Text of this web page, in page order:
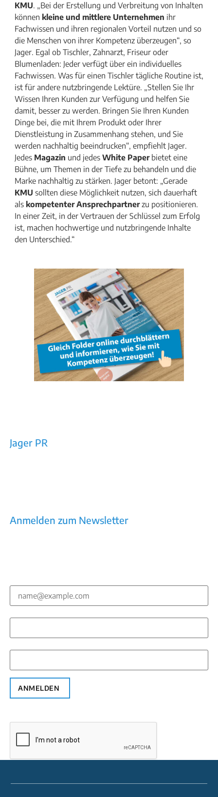
KMU. „Bei der Erstellung und Verbreitung von Inhalten
können kleine und mittlere Unternehmen ihr
Fachwissen und ihren regionalen Vorteil nutzen und so
die Menschen von ihrer Kompetenz überzeugen“, so
Jager. Egal ob Tischler, Zahnarzt, Friseur oder
Blumenladen: Jeder verfügt über ein individuelles
Fachwissen. Was für einen Tischler tägliche Routine ist,
ist für andere nutzbringende Lektüre. „Stellen Sie Ihr
Wissen Ihren Kunden zur Verfügung und helfen Sie
damit, besser zu werden. Bringen Sie Ihren Kunden
Dinge bei, die mit Ihrem Produkt oder Ihrer
Dienstleistung in Zusammenhang stehen, und Sie
werden nachhaltig beeindrucken“, empfiehlt Jager.
Jedes Magazin und jedes White Paperbietet eine
Bühne, um Themen in der Tiefe zu behandeln und die
Marke nachhaltig zu stärken. Jager betont: „Gerade
KMU sollten diese Möglichkeit nutzen, sich dauerhaft
als kompetenter Ansprechpartnerzu positionieren.
In einer Zeit, in der Vertrauen der Schlüssel zum Erfolg
ist, machen hochwertige und nutzbringende Inhalte
den Unterschied.“
Jager PR
Anmelden zum Newsletter
ANMELDEN